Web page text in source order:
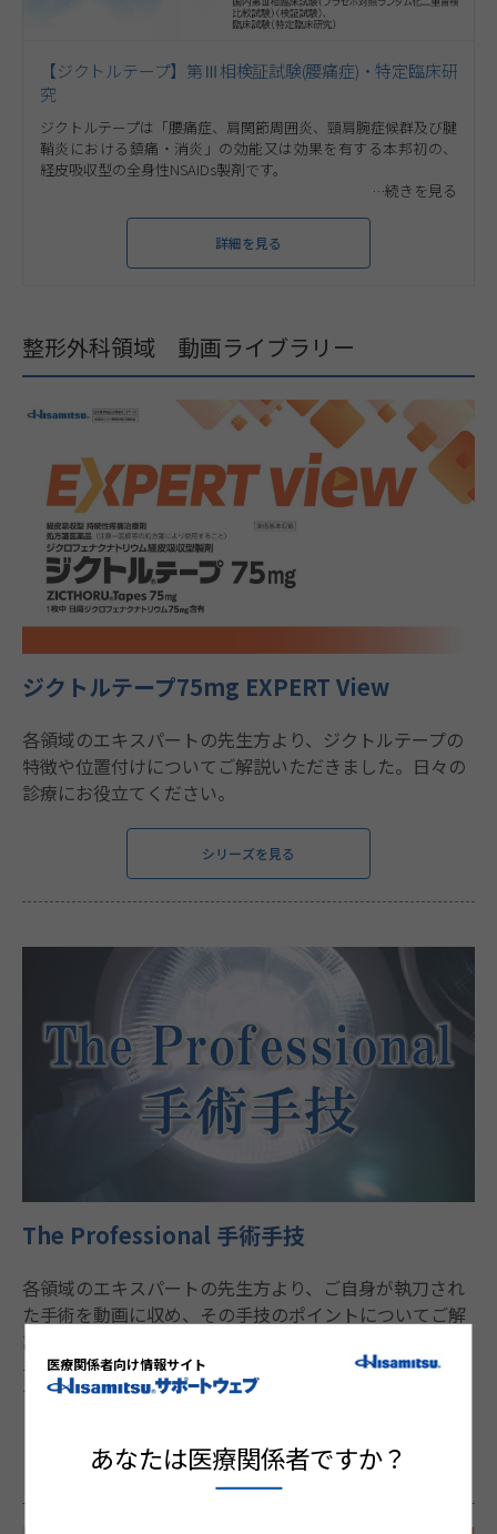
【ジクトルテープ】第Ⅲ相検証試験(腰痛症)・特定臨床研
究
ジクトルテープは「腰痛症、肩関節周囲炎、頸肩腕症候群及び腱
鞘炎における鎮痛・消炎」の効能又は効果を有する本邦初の、
経皮吸収型の全身性NSAIDs製剤です。
詳細を見る
整形外科領域 動画ライブラリー
ジクトルテープ75mg EXPERT View
各領域のエキスパートの先生方より、ジクトルテープの
特徴や位置付けについてご解説いただきました。日々の
診療にお役立てください。
シリーズを見る
The Professional 手術手技
各領域のエキスパートの先生方より、ご自身が執刀され
た手術を動画に収め、その手技のポイントについてご解
説をいただきました。文章や図解ではわかりにくい手術
手技を動画でご確認いただけます。日々の診療にお役立
てください。
シリーズを見る
医療関係者向け情報サイト
あなたは医療関係者ですか？